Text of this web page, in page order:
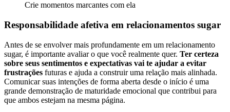
Crie momentos marcantes com ela
Responsabilidade afetiva em relacionamentos sugar
Antes de se envolver mais profundamente em um relacionamento
sugar, é importante avaliar o que você realmente quer. Ter certeza
sobre seus sentimentos e expectativas vai te ajudar a evitar
frustrações futuras e ajuda a construir uma relação mais alinhada.
Comunicar suas intenções de forma aberta desde o início é uma
grande demonstração de maturidade emocional que contribui para
que ambos estejam na mesma página.